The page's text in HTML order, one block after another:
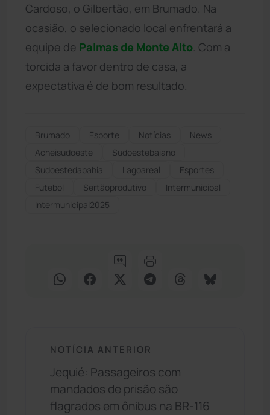
Cardoso, o Gilbertão, em Brumado. Na
ocasião, o selecionado local enfrentará a
equipe de Palmas de Monte Alto . Com a
torcida a favor dentro de casa, a
expectativa é de bom resultado.
Brumado Esporte Notícias
News
Acheisudoeste
Sudoestebaiano
Sudoestedabahia
Lagoareal
Esportes
Futebol
Sertãoprodutivo
Intermunicipal
Intermunicipal2025
NOTÍCIA ANTERIOR
Jequié: Passageiros com
mandados de prisão são
flagrados em ônibus na BR-116